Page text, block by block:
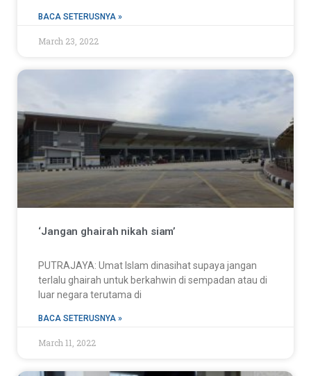
BACA SETERUSNYA »
March 23, 2022
‘Jangan ghairah nikah siam’
PUTRAJAYA: Umat Islam dinasihat supaya jangan
terlalu ghairah untuk berkahwin di sempadan atau di
luar negara terutama di
BACA SETERUSNYA »
March 11, 2022